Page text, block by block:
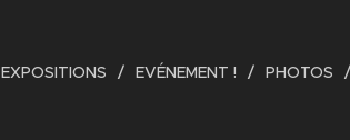
EXPOSITIONS EVÉNEMENT ! PHOTOS